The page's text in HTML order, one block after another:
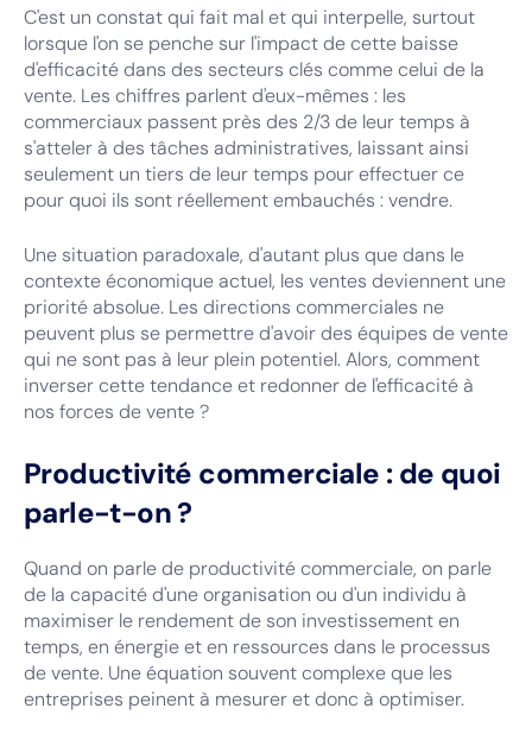
C'est un constat qui fait mal et qui interpelle, surtout
lorsque l'on se penche sur l'impact de cette baisse
d'efficacité dans des secteurs clés comme celui de la
vente. Les chiffres parlent d'eux-mêmes : les
commerciaux passent près des 2/3 de leur temps à
s'atteler à des tâches administratives, laissant ainsi
seulement un tiers de leur temps pour effectuer ce
pour quoi ils sont réellement embauchés : vendre.
Une situation paradoxale, d'autant plus que dans le
contexte économique actuel, les ventes deviennent une
priorité absolue. Les directions commerciales ne
peuvent plus se permettre d'avoir des équipes de vente
qui ne sont pas à leur plein potentiel. Alors, comment
inverser cette tendance et redonner de l'efficacité à
nos forces de vente ?
Productivité commerciale : de quoi
parle-t-on ?
Quand on parle de productivité commerciale, on parle
de la capacité d'une organisation ou d'un individu à
maximiser le rendement de son investissement en
temps, en énergie et en ressources dans le processus
de vente. Une équation souvent complexe que les
entreprises peinent à mesurer et donc à optimiser.